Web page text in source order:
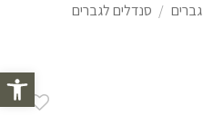
פתח
גברים / סנדלים לגברים